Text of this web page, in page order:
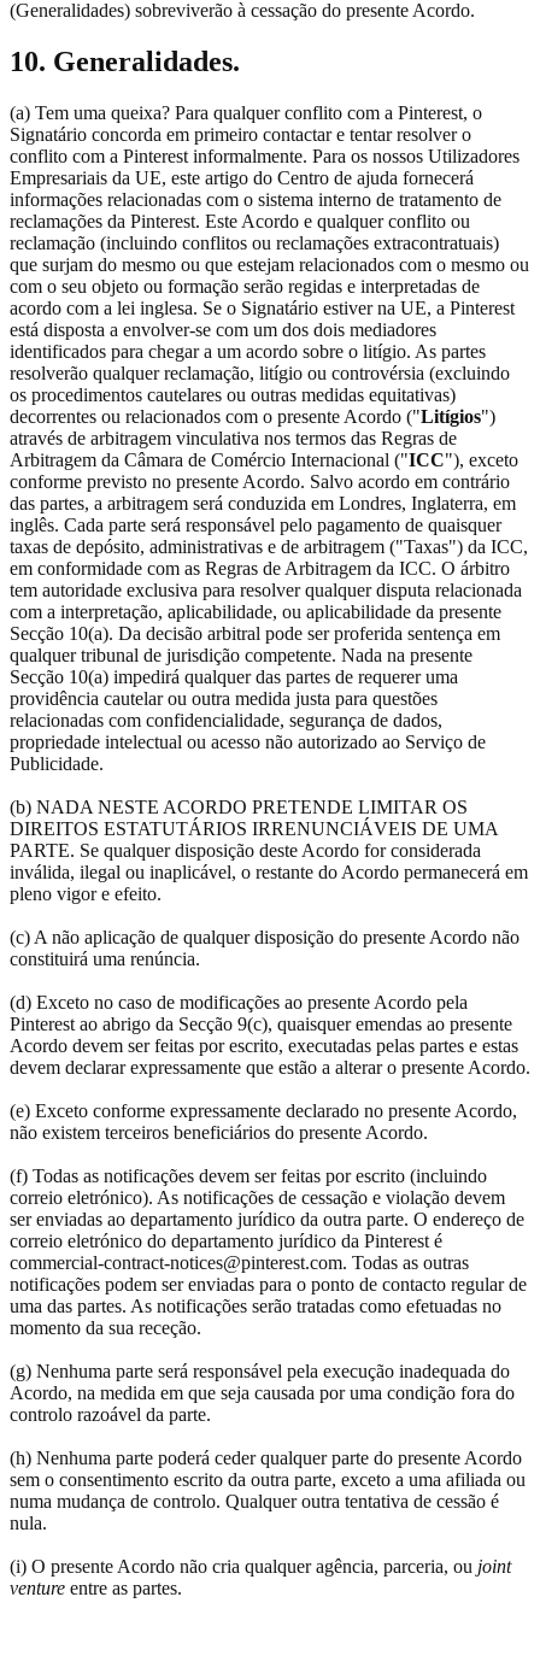
(Generalidades) sobreviverão à cessação do presente Acordo.
10. Generalidades.
(a) Tem uma queixa? Para qualquer conflito com a Pinterest, o
Signatário concorda em primeiro contactar e tentar resolver o
conflito com a Pinterest informalmente. Para os nossos Utilizadores
Empresariais da UE, este artigo do Centro de ajuda fornecerá
informações relacionadas com o sistema interno de tratamento de
reclamações da Pinterest. Este Acordo e qualquer conflito ou
reclamação (incluindo conflitos ou reclamações extracontratuais)
que surjam do mesmo ou que estejam relacionados com o mesmo ou
com o seu objeto ou formação serão regidas e interpretadas de
acordo com a lei inglesa. Se o Signatário estiver na UE, a Pinterest
está disposta a envolver-se com um dos dois mediadores
identificados para chegar a um acordo sobre o litígio. As partes
resolverão qualquer reclamação, litígio ou controvérsia (excluindo
os procedimentos cautelares ou outras medidas equitativas)
decorrentes ou relacionados com o presente Acordo ("Litígios")
através de arbitragem vinculativa nos termos das Regras de
Arbitragem da Câmara de Comércio Internacional ("ICC"), exceto
conforme previsto no presente Acordo. Salvo acordo em contrário
das partes, a arbitragem será conduzida em Londres, Inglaterra, em
inglês. Cada parte será responsável pelo pagamento de quaisquer
taxas de depósito, administrativas e de arbitragem ("Taxas") da ICC,
em conformidade com as Regras de Arbitragem da ICC. O árbitro
tem autoridade exclusiva para resolver qualquer disputa relacionada
com a interpretação, aplicabilidade, ou aplicabilidade da presente
Secção 10(a). Da decisão arbitral pode ser proferida sentença em
qualquer tribunal de jurisdição competente. Nada na presente
Secção 10(a) impedirá qualquer das partes de requerer uma
providência cautelar ou outra medida justa para questões
relacionadas com confidencialidade, segurança de dados,
propriedade intelectual ou acesso não autorizado ao Serviço de
Publicidade.
(b) NADA NESTE ACORDO PRETENDE LIMITAR OS
DIREITOS ESTATUTÁRIOS IRRENUNCIÁVEIS DE UMA
PARTE. Se qualquer disposição deste Acordo for considerada
inválida, ilegal ou inaplicável, o restante do Acordo permanecerá em
pleno vigor e efeito.
(c) A não aplicação de qualquer disposição do presente Acordo não
constituirá uma renúncia.
(d) Exceto no caso de modificações ao presente Acordo pela
Pinterest ao abrigo da Secção 9(c), quaisquer emendas ao presente
Acordo devem ser feitas por escrito, executadas pelas partes e estas
devem declarar expressamente que estão a alterar o presente Acordo.
(e) Exceto conforme expressamente declarado no presente Acordo,
não existem terceiros beneficiários do presente Acordo.
(f) Todas as notificações devem ser feitas por escrito (incluindo
correio eletrónico). As notificações de cessação e violação devem
ser enviadas ao departamento jurídico da outra parte. O endereço de
correio eletrónico do departamento jurídico da Pinterest é
commercial-contract-notices@pinterest.com. Todas as outras
notificações podem ser enviadas para o ponto de contacto regular de
uma das partes. As notificações serão tratadas como efetuadas no
momento da sua receção.
(g) Nenhuma parte será responsável pela execução inadequada do
Acordo, na medida em que seja causada por uma condição fora do
controlo razoável da parte.
(h) Nenhuma parte poderá ceder qualquer parte do presente Acordo
sem o consentimento escrito da outra parte, exceto a uma afiliada ou
numa mudança de controlo. Qualquer outra tentativa de cessão é
nula.
(i) O presente Acordo não cria qualquer agência, parceria, ou joint
venture entre as partes.